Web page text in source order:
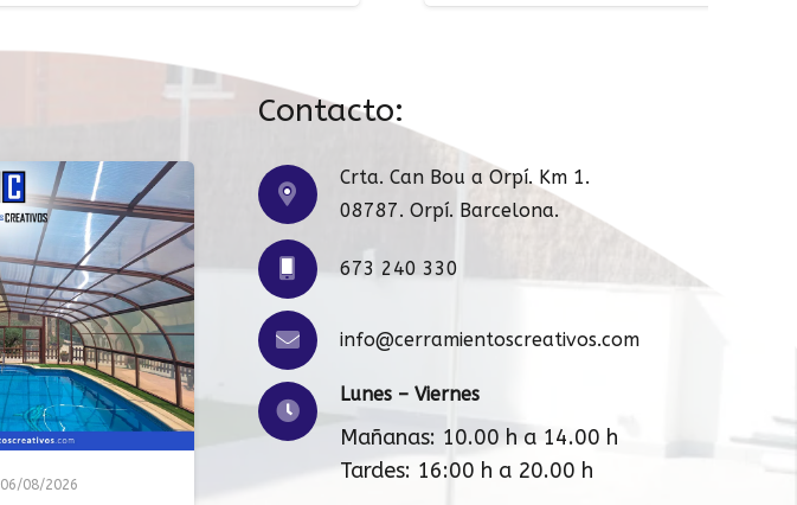
06/08/2026
Contacto:
Crta. Can Bou a Orpí. Km 1.
08787. Orpí. Barcelona.
673 240 330
info@cerramientoscreativos.com
Lunes – Viernes
Mañanas: 10.00 h a 14.00 h
Tardes: 16:00 h a 20.00 h